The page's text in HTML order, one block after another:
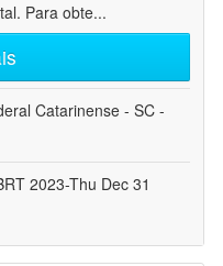
Para obte...
Catarinense - SC -
2023-Thu Dec 31